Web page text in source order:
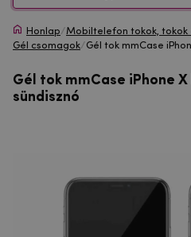
Honlap/Mobiltelefon tokok, tokok
Gél csomagok/Gél tok mmCase
Gél tok mmCase iPhone
sündisznó